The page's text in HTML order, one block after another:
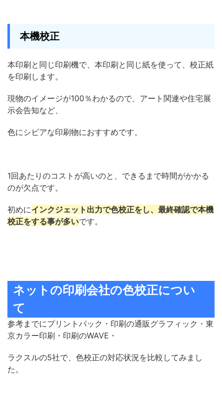
本機校正
本印刷と同じ印刷機で、本印刷と同じ紙を使って、校正紙
を印刷します。
現物のイメージが100％わかるので、アート関連や住宅展
示会告知など、
色にシビアな印刷物におすすめです。
1回あたりのコストが高いのと、できるまで時間がかかる
のが欠点です。
初めにインクジェット出力で色校正をし、最終確認で本機
校正をする事が多いです。
ネットの印刷会社の色校正につい
て
参考までにプリントパック・印刷の通販グラフィック・東
京カラー印刷・印刷のWAVE・
ラクスルの5社で、色校正の対応状況を比較してみまし
た。